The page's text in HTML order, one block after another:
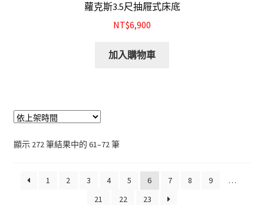
蘿克斯3.5尺抽屜式床底
NT$6,900
加入購物車
顯示 272 筆結果中的 61–72 筆
1 2 3 4 5 6 7 8 9
…
21
22 23